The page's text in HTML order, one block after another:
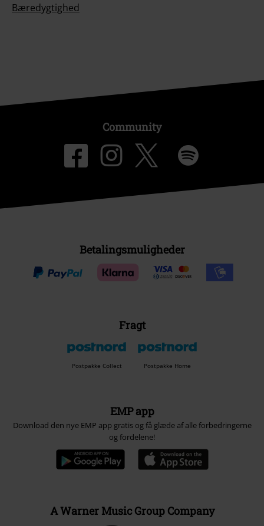
Bæredygtighed
Community
Betalingsmuligheder
Fragt
Postpakke Collect Postpakke Home
EMP app
Download den nye EMP app gratis og få glæde af alle forbedringerne
og fordelene!
A Warner Music Group Company